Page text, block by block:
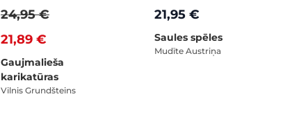
21,89 €
24,95 €
Gaujmalieša
karikatūras
Vilnis Grundšteins
21,95 €
Saules spēles
Mudīte Austriņa